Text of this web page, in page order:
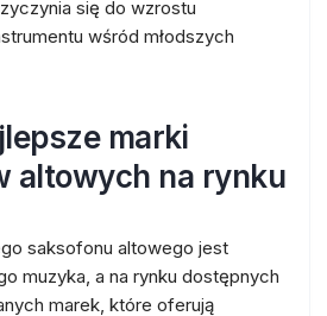
się do wzrostu
wśród młodszych
marki
altowych na rynku
saksofonu altowego jest
muzyka, a na rynku dostępnych
marek, które oferują